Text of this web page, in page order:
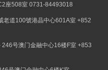
座508室 0731-84493018
老道100號港晶中心601A室 +852
号澳门金融中心16楼F室 +853